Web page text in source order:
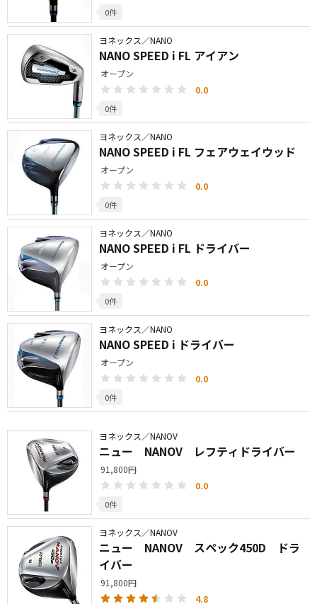
0件
ヨネックス／NANO
NANO SPEED i FL アイアン
オープン
0.0
0件
ヨネックス／NANO
NANO SPEED i FL フェアウェイウッド
オープン
0.0
0件
ヨネックス／NANO
NANO SPEED i FL ドライバー
オープン
0.0
0件
ヨネックス／NANO
NANO SPEED i ドライバー
オープン
0.0
0件
ヨネックス／NANOV
ニュー NANOV レフティドライバー
91,800円
0.0
0件
ヨネックス／NANOV
ニュー NANOV スペック450D ドラ
イバー
91,800円
4.8